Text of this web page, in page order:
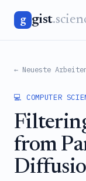
g gist
← Neueste
💻 COMPUTER
from